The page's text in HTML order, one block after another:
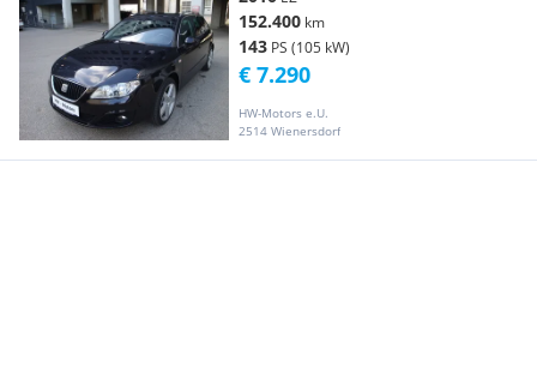
152.400 km
143 PS (105 kW)
HW-Motors e.U.
2514 Wienersdorf
€ 7.290